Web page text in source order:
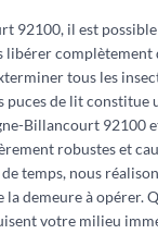
92100, il est
tous les
de lit
Billancourt
robustes et
temps, nous
demeure à
votre milieu